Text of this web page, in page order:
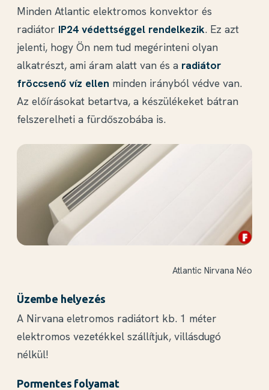
Minden Atlantic elektromos konvektor és
radiátor IP24 védettséggel rendelkezik. Ez azt
jelenti, hogy Ön nem tud megérinteni olyan
alkatrészt, ami áram alatt van és a radiátor
fröccsenő víz ellen minden irányból védve van.
Az előírásokat betartva, a készülékeket bátran
felszerelheti a fürdőszobába is.
Atlantic Nirvana Néo
Üzembe helyezés
A Nirvana eletromos radiátort kb. 1 méter
elektromos vezetékkel szállítjuk, villásdugó
nélkül!
Pormentes folyamat